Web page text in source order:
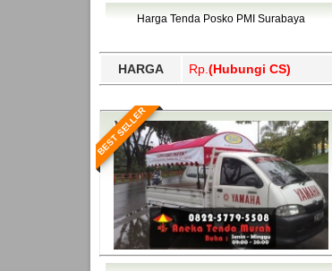
Bawang Barat, Tulangbawang,
Harga Tenda Posko PMI Surabaya
HARGA Rp. (Hubungi CS)
BEST SELLER